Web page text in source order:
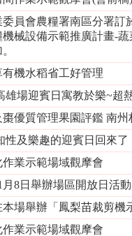
員會農糧署南區分署訂
機械設備示範推廣計畫-
機水稻省工好管理
雄場迎賓日寓教於樂~超
棗優質管理果園評鑑 南
性及樂趣的迎賓日回來了
業示範場域觀摩會
月8日舉辦場區開放日活
本場舉辦「鳳梨苗裁剪機
業示範場域觀摩會